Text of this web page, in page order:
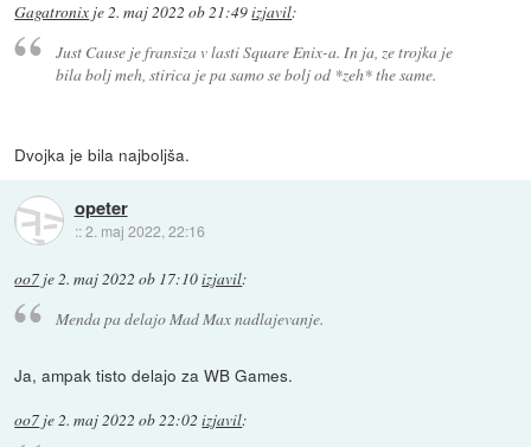
Gagatronix je2. maj 2022 ob 21:49izjavil:
Just Cause je fransiza v lasti Square Enix-a. In ja, ze trojka je
bila bolj meh, stirica je pa samo se bolj od *zeh* the same.
Dvojka je bila najboljša.
opeter
::2. maj 2022, 22:16
oo7 je2. maj 2022 ob 17:10izjavil:
Menda pa delajo Mad Max nadlajevanje.
Ja, ampak tisto delajo za WB Games.
oo7 je2. maj 2022 ob 22:02 izjavil: